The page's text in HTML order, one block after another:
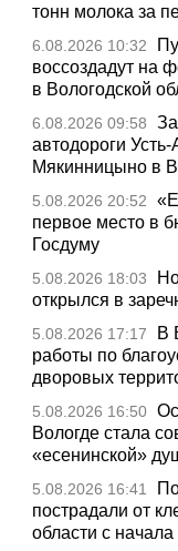
тонн молока за
6.08.2026 10:32
воссоздадут на
в Вологодской
6.08.2026 09:58
автодороги
Мякинницыно в
5.08.2026 20:52
первое место в
Госдуму
5.08.2026 18:03
открылся в
5.08.2026 17:17
В
работы по
дворовых
5.08.2026 16:50
Вологде стала
«есенинской»
5.08.2026 16:41
пострадали от
области с начала